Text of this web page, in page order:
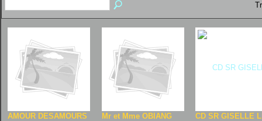
AMOUR DESAMOURS
Mr et Mme OBIANG
CD SR GISELLE